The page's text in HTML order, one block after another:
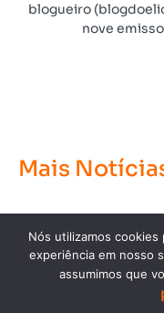
blogueiro
nove
Mais
Nós utilizamos
experiência em nosso
assumimos que